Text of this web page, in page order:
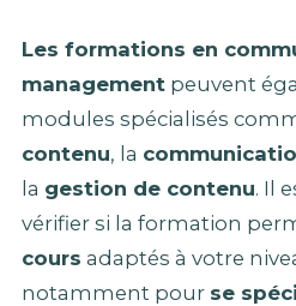
Les formations en
management peuvent
modules spécialisés
contenu, la
la gestion de contenu. Il
vérifier si la formation
cours adaptés à votre
notamment pour se